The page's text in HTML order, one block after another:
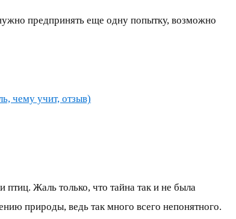
предпринять еще одну попытку, возможно
чему учит, отзыв)
Жаль только, что тайна так и не была
природы, ведь так много всего непонятного.